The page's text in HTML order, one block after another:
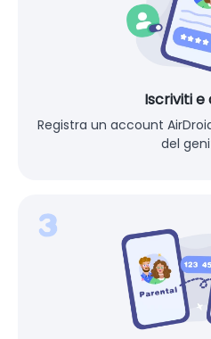
Iscriviti e
Registra un account
del